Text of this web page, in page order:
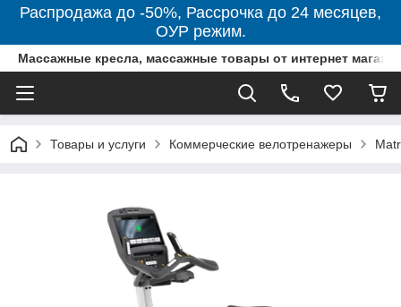
Распродажа до -50%, Рассрочка до 24 месяцев,
ОУР режим.
Массажные кресла, массажные товары от интернет
Товары и услуги Коммерческие велотренажеры